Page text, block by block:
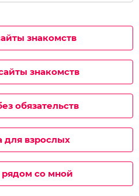
знакомств
знакомств
обязательств
для взрослых
рядом со мной